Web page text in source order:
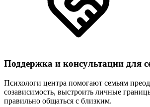
Поддержка и консультации для
Психологи центра помогают семьям
созависимость, выстроить личные
правильно общаться с близким.